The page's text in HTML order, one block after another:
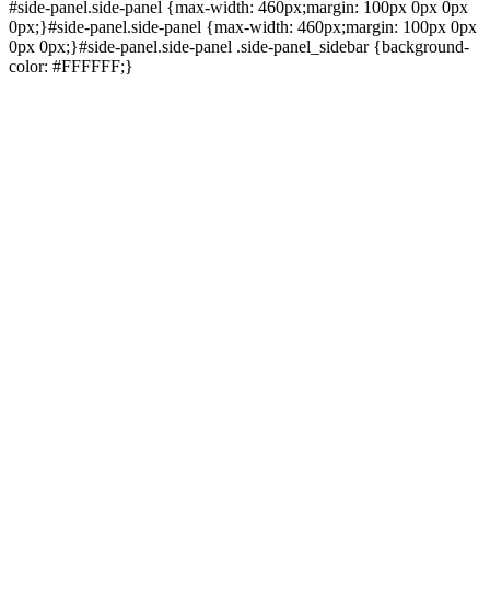
#side-panel.side-panel {max-width: 460px;margin: 100px 0px 0px
0px;}#side-panel.side-panel {max-width: 460px;margin: 100px 0px
0px 0px;}#side-panel.side-panel .side-panel_sidebar {background-
color: #FFFFFF;}